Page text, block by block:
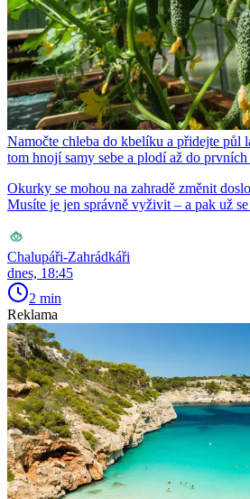
Namočte chleba do kbelíku a přidejte
tom hnojí samy sebe a plodí až do prvních
Okurky se mohou na zahradě změnit
Musíte je jen správně vyživit – a pak už
Chalupáři-Zahrádkáři
dnes, 18:45
2 min
Reklama